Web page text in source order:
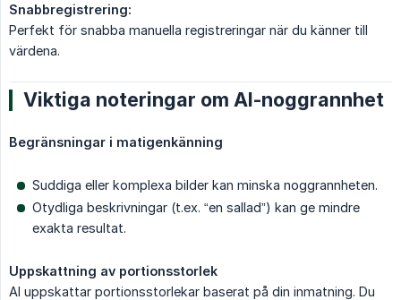
Snabbregistrering:
Perfekt för snabba manuella registreringar när du känner till
värdena.
Viktiga noteringar om AI-noggrannhet
Begränsningar i matigenkänning
Suddiga eller komplexa bilder kan minska noggrannheten.
Otydliga beskrivningar (t.ex. “en sallad”) kan ge mindre
exakta resultat.
Uppskattning av portionsstorlek
AI uppskattar portionsstorlekar baserat på din inmatning. Du